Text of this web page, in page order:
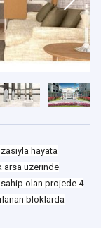
hayata
arsa üzerinde
olan projede 4
bloklarda